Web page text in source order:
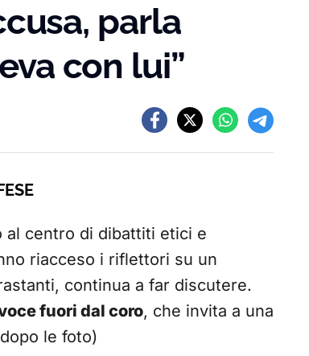
parla
con lui”
al centro di dibattiti etici e
riacceso i riflettori su un
continua a far discutere.
fuori dal coro, che invita a una
le foto)